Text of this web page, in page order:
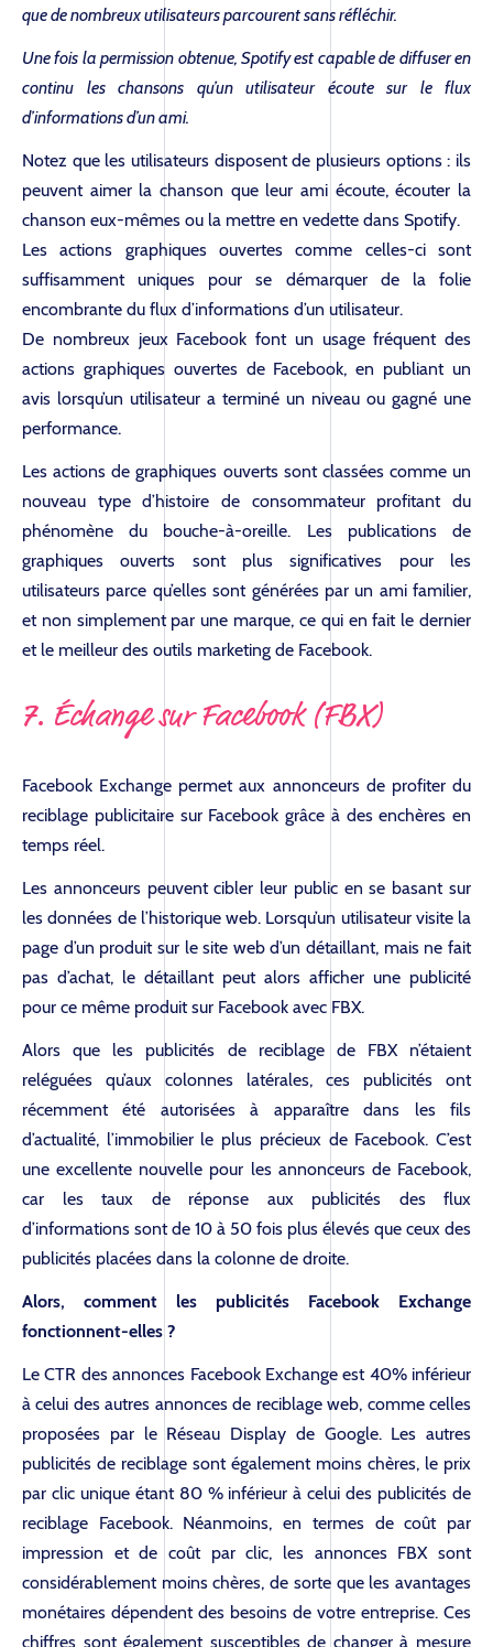
que de nombreux utilisateurs parcourent sans réfléchir.
Une fois la permission obtenue, Spotify est capable de diffuser en
continu les chansons qu’un utilisateur écoute sur le flux
d’informations d’un ami.
Notez que les utilisateurs disposent de plusieurs options : ils
peuvent aimer la chanson que leur ami écoute, écouter la
chanson eux-mêmes ou la mettre en vedette dans Spotify.
Les actions graphiques ouvertes comme celles-ci sont
suffisamment uniques pour se démarquer de la folie
encombrante du flux d’informations d’un utilisateur.
De nombreux jeux Facebook font un usage fréquent des
actions graphiques ouvertes de Facebook, en publiant un
avis lorsqu’un utilisateur a terminé un niveau ou gagné une
performance.
Les actions de graphiques ouverts sont classées comme un
nouveau type d’histoire de consommateur profitant du
phénomène du bouche-à-oreille. Les publications de
graphiques ouverts sont plus significatives pour les
utilisateurs parce qu’elles sont générées par un ami familier,
et non simplement par une marque, ce qui en fait le dernier
et le meilleur des outils marketing de Facebook.
7. Échange sur Facebook (FBX)
Facebook Exchange permet aux annonceurs de profiter du
reciblage publicitaire sur Facebook grâce à des enchères en
temps réel.
Les annonceurs peuvent cibler leur public en se basant sur
les données de l’historique web. Lorsqu’un utilisateur visite la
page d’un produit sur le site web d’un détaillant, mais ne fait
pas d’achat, le détaillant peut alors afficher une publicité
pour ce même produit sur Facebook avec FBX.
Alors que les publicités de reciblage de FBX n’étaient
reléguées qu’aux colonnes latérales, ces publicités ont
récemment été autorisées à apparaître dans les fils
d’actualité, l’immobilier le plus précieux de Facebook. C’est
une excellente nouvelle pour les annonceurs de Facebook,
car les taux de réponse aux publicités des flux
d’informations sont de 10 à 50 fois plus élevés que ceux des
publicités placées dans la colonne de droite.
Alors, comment les publicités Facebook Exchange
fonctionnent-elles ?
Le CTR des annonces Facebook Exchange est 40% inférieur
à celui des autres annonces de reciblage web, comme celles
proposées par le Réseau Display de Google. Les autres
publicités de reciblage sont également moins chères, le prix
par clic unique étant 80 % inférieur à celui des publicités de
reciblage Facebook. Néanmoins, en termes de coût par
impression et de coût par clic, les annonces FBX sont
considérablement moins chères, de sorte que les avantages
monétaires dépendent des besoins de votre entreprise. Ces
chiffres sont également susceptibles de changer à mesure